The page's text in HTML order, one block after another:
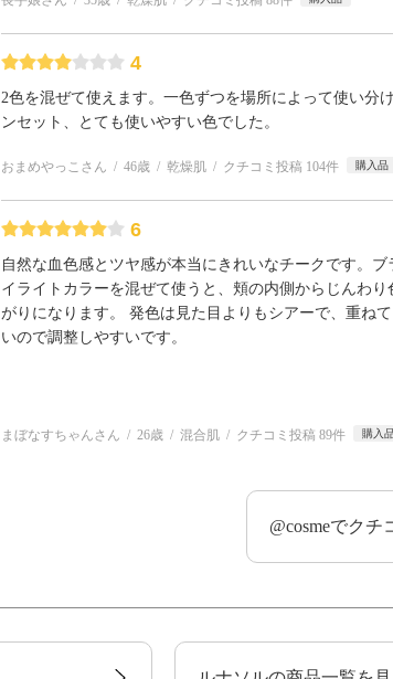
4
2色を混ぜて使えます。一色ずつを場所によって使い分
ンセット、とても使いやすい色でした。
おまめやっこさん 46歳 乾燥肌 クチコミ投稿 104件 購入品
6
自然な血色感とツヤ感が本当にきれいなチークです。ブ
イライトカラーを混ぜて使うと、頬の内側からじんわ
がりになります。 発色は見た目よりもシアーで、重ね
いので調整しやすいです。
まぼなすちゃんさん 26歳 混合肌 クチコミ投稿 89件 購入
@cosmeでク